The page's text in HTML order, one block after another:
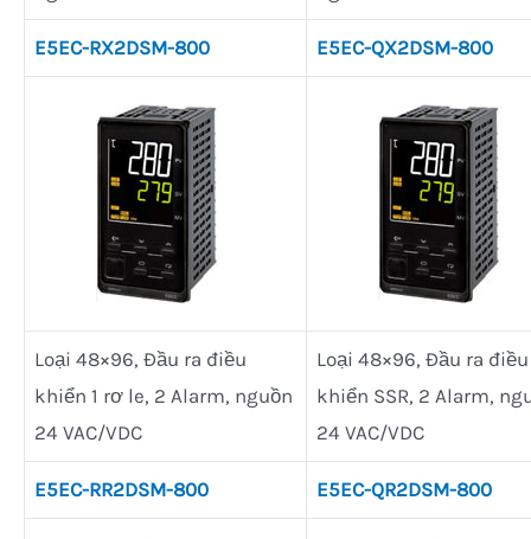
E5EC-RX2DSM-800 E5EC-QX2DSM-800
Loại 48×96, Đầu ra điều
khiển 1 rơ le, 2 Alarm, nguồn
24 VAC/VDC
Loại 48×96, Đầu ra điều
khiển SSR, 2 Alarm,
24 VAC/VDC
E5EC-RR2DSM-800 E5EC-QR2DSM-800